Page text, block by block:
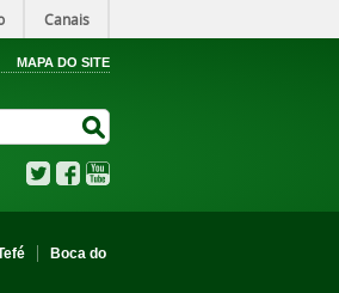
Canais
MAPA DO SITE
TwitterFacebook
Boca do